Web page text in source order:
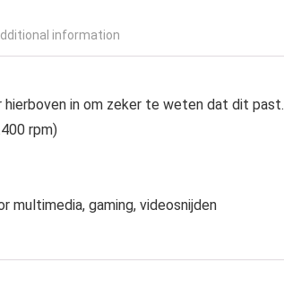
information
hierboven in om zeker te weten dat dit past.
rpm)
multimedia, gaming, videosnijden